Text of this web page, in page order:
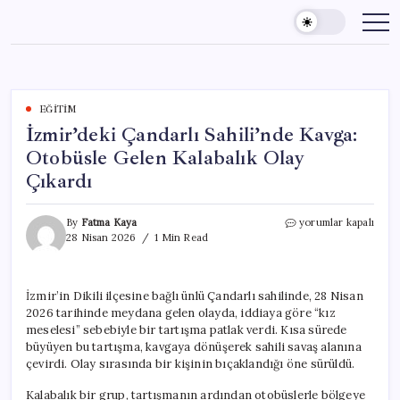
content
EĞITIM
İzmir’deki Çandarlı Sahili’nde Kavga:
Otobüsle Gelen Kalabalık Olay
Çıkardı
By Fatma Kaya
28 Nisan 2026
1 Min Read
İzmir’deki
Gelen
Kalabalık
Olay
Çıkardı
için
yorumlar kapalı
İzmir’in Dikili ilçesine bağlı ünlü Çandarlı sahilinde, 28 Nisan
2026 tarihinde meydana gelen olayda, iddiaya göre “kız
meselesi” sebebiyle bir tartışma patlak verdi. Kısa sürede
büyüyen bu tartışma, kavgaya dönüşerek sahili savaş alanına
çevirdi. Olay sırasında bir kişinin bıçaklandığı öne sürüldü.
Kalabalık bir grup, tartışmanın ardından otobüslerle bölgeye